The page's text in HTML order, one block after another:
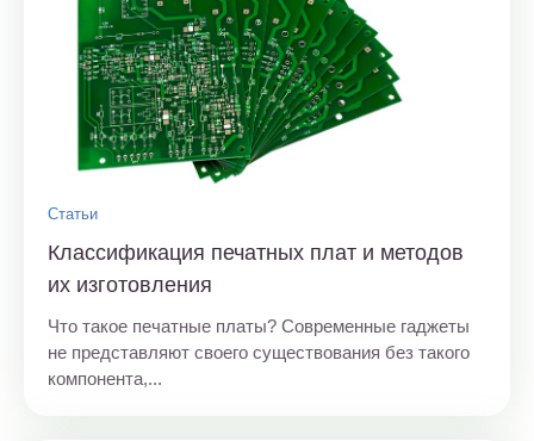
Статьи
Классификация печатных плат и методов
их изготовления
Что такое печатные платы? Современные гаджеты
не представляют своего существования без такого
компонента,...